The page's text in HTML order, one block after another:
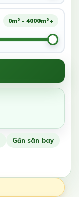
0m² - 4000m²+
Gần sân bay